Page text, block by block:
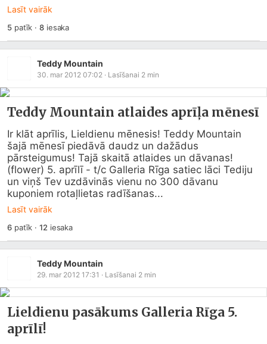
Lasīt vairāk
5patīk ·8iesaka
Teddy Mountain
30. mar 2012 07:02 · Lasīšanai 2 min
Teddy Mountain atlaides aprīļa mēnesī
Ir klāt aprīlis, Lieldienu mēnesis! Teddy Mountain
šajā mēnesī piedāvā daudz un dažādus
pārsteigumus! Tajā skaitā atlaides un dāvanas!
(flower) 5. aprīlī - t/c Galleria Rīga satiec lāci Tediju
un viņš Tev uzdāvinās vienu no 300 dāvanu
kuponiem rotaļlietas radīšanas...
Lasīt vairāk
6patīk ·12 iesaka
Teddy Mountain
29. mar 2012 17:31 · Lasīšanai 2 min
Lieldienu pasākums Galleria Rīga 5.
aprīlī!